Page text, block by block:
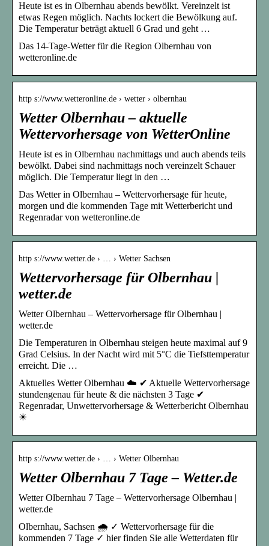
Heute ist es in Olbernhau abends bewölkt. Vereinzelt ist
etwas Regen möglich. Nachts lockert die Bewölkung auf.
Die Temperatur beträgt aktuell 6 Grad und geht …
Das 14-Tage-Wetter für die Region Olbernhau von
wetteronline.de
http s://www.wetteronline.de › wetter › olbernhau
Wetter Olbernhau – aktuelle
Wettervorhersage von WetterOnline
Heute ist es in Olbernhau nachmittags und auch abends teils
bewölkt. Dabei sind nachmittags noch vereinzelt Schauer
möglich. Die Temperatur liegt in den …
Das Wetter in Olbernhau – Wettervorhersage für heute,
morgen und die kommenden Tage mit Wetterbericht und
Regenradar von wetteronline.de
http s://www.wetter.de › … › Wetter Sachsen
Wettervorhersage für Olbernhau |
wetter.de
Wetter Olbernhau – Wettervorhersage für Olbernhau |
wetter.de
Die Temperaturen in Olbernhau steigen heute maximal auf 9
Grad Celsius. In der Nacht wird mit 5°C die Tiefsttemperatur
erreicht. Die …
Aktuelles Wetter Olbernhau ☁️ ✔ Aktuelle Wettervorhersage
stundengenau für heute & die nächsten 3 Tage ✔
Regenradar, Unwettervorhersage & Wetterbericht Olbernhau
☀
http s://www.wetter.de › … › Wetter Olbernhau
Wetter Olbernhau 7 Tage – Wetter.de
Wetter Olbernhau 7 Tage – Wettervorhersage Olbernhau |
wetter.de
Olbernhau, Sachsen 🌧️ ✓ Wettervorhersage für die
kommenden 7 Tage ✓ hier finden Sie alle Wetterdaten für